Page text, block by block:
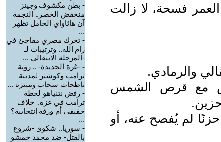
العمر فسحة، لا زالت
والرمادي.
مع قرص الشمس
حزين.
لم يُفصح عنه، أو
- بطن مكشوف وجينز
منخفض الخصر.. النجمة
آن هاثاواي الحامل تظهر
...
- تحرك مصري مفاجئ في
رام الله.. وترتيبات لـ
-المرحلة الانتقالي ...
- -غزة الجديدة- .. رؤية
ترامب وكوشنر لمدينة
ناطحات سحاب ومنتزه ...
- رفض نتنياهو لخطة
ترامب في غزة.. خلاف
حقيقي أم ورقة انتخابية؟
...
- سوريا.. شكوى -شروع
بالقتل- ضد محمد حمشو